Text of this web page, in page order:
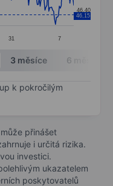
values. Data
31 7
46,40
46,15
3 měsíce 6 měsíců
k pokročilým
přinášet
i určitá rizika.
investici.
ukazatelem
poskytovatelů